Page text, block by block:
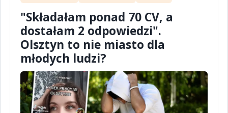
"Składałam ponad 70 CV, a
dostałam 2 odpowiedzi".
Olsztyn to nie miasto dla
młodych ludzi?